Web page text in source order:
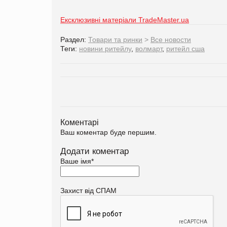
Ексклюзивні матеріали TradeMaster.ua
Раздел: Товари та ринки > Все новости
Теги: новини ритейлу, волмарт, ритейл сша
Коментарі
Ваш коментар буде першим.
Додати коментар
Ваше імя*
Захист від СПАМ